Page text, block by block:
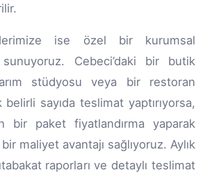
ise özel bir kurumsal
Cebeci’daki bir butik
stüdyosu veya bir restoran
belirli sayıda teslimat yaptırıyorsa,
bir paket fiyatlandırma yaparak
maliyet avantajı sağlıyoruz. Aylık
raporları ve detaylı teslimat